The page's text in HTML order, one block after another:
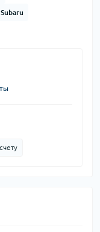
Subaru